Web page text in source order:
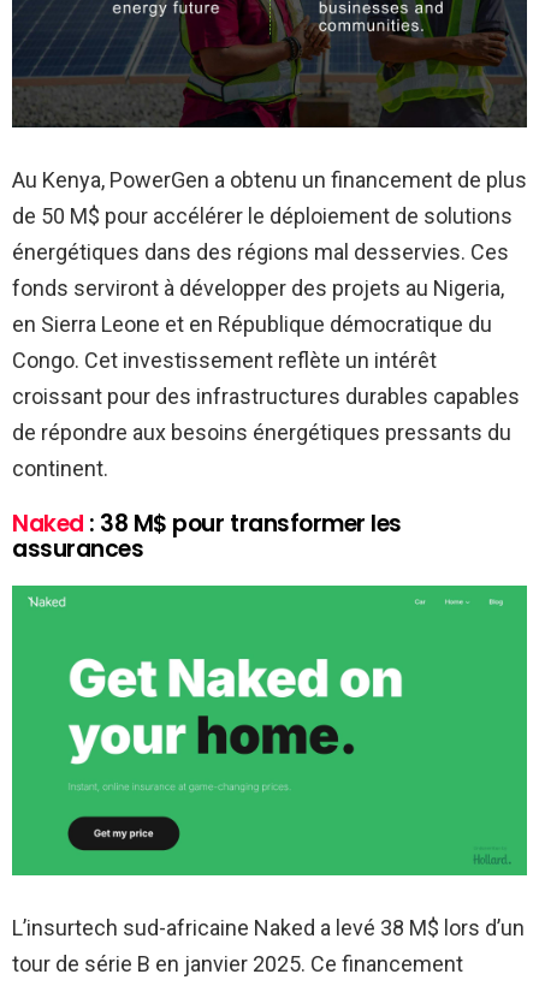
Au Kenya, PowerGen a obtenu un financement de plus
de 50 M$ pour accélérer le déploiement de solutions
énergétiques dans des régions mal desservies. Ces
fonds serviront à développer des projets au Nigeria,
en Sierra Leone et en République démocratique du
Congo. Cet investissement reflète un intérêt
croissant pour des infrastructures durables capables
de répondre aux besoins énergétiques pressants du
continent.
Naked : 38 M$ pour transformer les
assurances
L’insurtech sud-africaine Naked a levé 38 M$ lors d’un
tour de série B en janvier 2025. Ce financement